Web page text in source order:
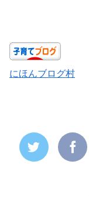
にほんブログ村